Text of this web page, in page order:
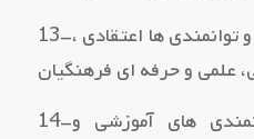
13–توسعه مستمر شایستگی ها و توانمندي ها اعتقادي ،
علمی و حرفه اي فرهنگیان
14–توسعه ظرفیت ها و توانمندي هاي آموزشی و